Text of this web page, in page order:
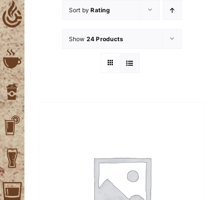
Skip
to
content
Sort byRating
Show 24 Products